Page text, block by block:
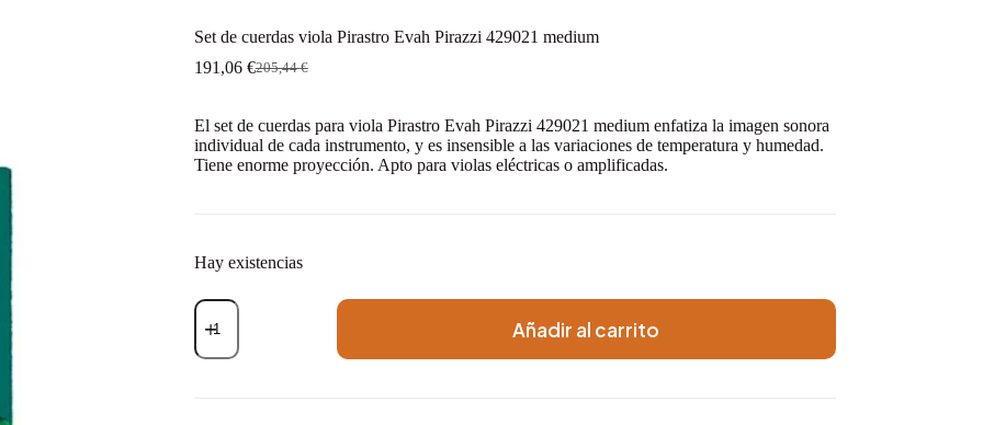
Set de cuerdas viola Pirastro Evah Pirazzi 429021 medium
205,44€
El
original
era:
205,44 €.
191,06 €El
es:
191,06 €.
El set de cuerdas para viola Pirastro Evah Pirazzi 429021 medium enfatiza la imagen sonora
individual de cada instrumento, y es insensible a las variaciones de temperatura y humedad.
Tiene enorme proyección. Apto para violas eléctricas o amplificadas.
Hay existencias
Set
de
viola
Añadir al carrito